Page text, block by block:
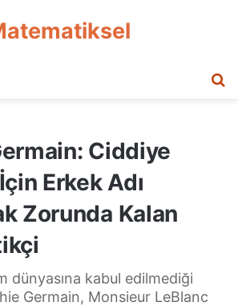
Ciddiye
Erkek Adı
Zorunda Kalan
dünyasına kabul edilmediği
Germain, Monsieur LeBlanc